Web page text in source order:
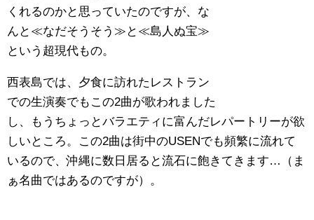
くれるのかと思っていたのですが、な
んと≪なだそうそう≫と≪島人ぬ宝≫
という超現代もの。
西表島では、夕食に訪れたレストラン
での生演奏でもこの2曲が歌われました
し、もうちょっとバラエティに富んだレパートリーが欲
しいところ。この2曲は街中のUSENでも頻繁に流れて
いるので、沖縄に数日居ると流石に飽きてきます…（ま
ぁ名曲ではあるのですが）。